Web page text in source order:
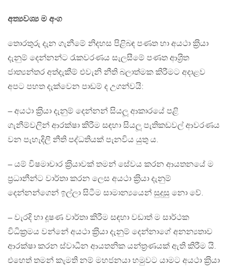
අත්‍යවශ්‍ය ම අංග
තොරතුරු දැන ගැනීමේ නිදහස පිළිබඳ පණත හා අයථා ක‍්‍රියා
දැනුම් දෙන්නන්ට රැකවරණය සැලසීමේ පණත ආශ‍්‍රිත
ජාත්‍යන්තර අත්දැකීම් එවැනි නීති බලාත්මක කිරීමට අදාළව
අපට පහත දැක්වෙන පාඩම් ද උගන්වයි:
– අයථා ක‍්‍රියා දැනුම් දෙන්නන් සියලූ ආකාරයේ පළි
ගැනීම්වලින් ආරක්ෂා කිරීම සඳහා සියලූ පැතිකඩවල් ආවරණය
වන පැහැදිලි නීති පද්ධතියක් පැනවිය යුතු ය.
– යම් විෂමාචාර ක‍්‍රියාවක් තමන් සේවය කරන ආයතනයේ ම
ප‍්‍රධානීන්ට වාර්තා කරන ලෙස අයථා ක‍්‍රියා දැනුම්
දෙන්නන්ගෙන් ඉල්ලා සිටීම සාමාන්‍යයෙන් සුදුසු නො වේ.
– වැරදි හා දූෂණ වාර්තා කිරීම සඳහා වඩාත් ම සාර්ථක
විධික‍්‍රමය වන්නේ අයථා ක‍්‍රියා දැනුම් දෙන්නාගේ අනන්‍යතාව
ආරක්ෂා කරන ස්වාධීන ආයතනික යන්ත‍්‍රණයක් ඇති කිරීම යි.
එහෙත් තමන් කැමති නම් මහජනයා හමුවට යාමට අයථා ක‍්‍රියා